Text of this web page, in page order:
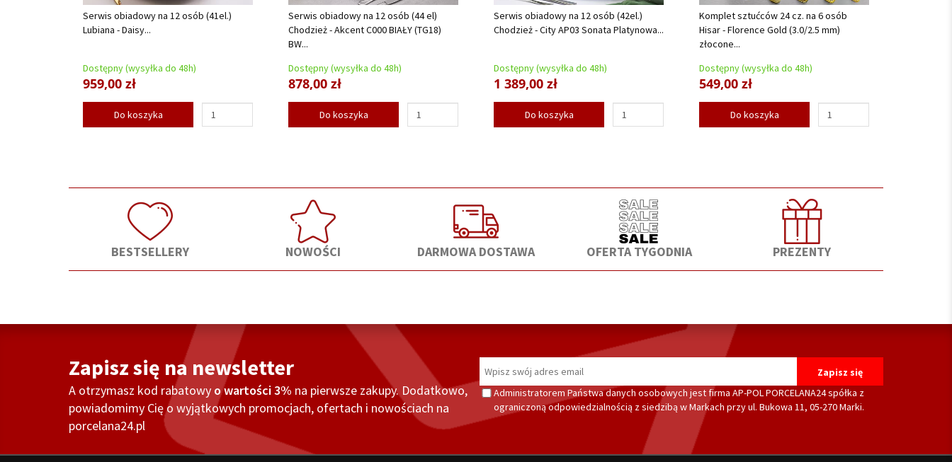
Serwis obiadowy na 12 osób (41el.)
Lubiana - Daisy...
Dostępny (wysyłka do 48h)
959,00 zł
Do koszyka
Serwis obiadowy na 12 osób (44 el)
Chodzież - Akcent C000 BIAŁY (TG18)
BW...
Dostępny (wysyłka do 48h)
878,00 zł
Do koszyka
Serwis obiadowy na 12 osób (42el.)
Chodzież - City AP03 Sonata Platynowa...
Dostępny (wysyłka do 48h)
1 389,00 zł
Do koszyka
Komplet sztućców 24 cz. na 6 osób
Hisar - Florence Gold (3.0/2.5 mm)
złocone...
Dostępny (wysyłka do 48h)
549,00 zł
Do koszyka
BESTSELLERY NOWOŚCI DARMOWA DOSTAWA OFERTA TYGODNIA PREZENTY
Zapisz się na newsletter
A otrzymasz kod rabatowy o wartości 3% na pierwsze zakupy. Dodatkowo,
powiadomimy Cię o wyjątkowych promocjach, ofertach i nowościach na
porcelana24.pl
Administratorem Państwa danych osobowych jest firma AP-POL PORCELANA24 spółka z
ograniczoną odpowiedzialnością z siedzibą w Markach przy ul. Bukowa 11, 05-270 Marki.